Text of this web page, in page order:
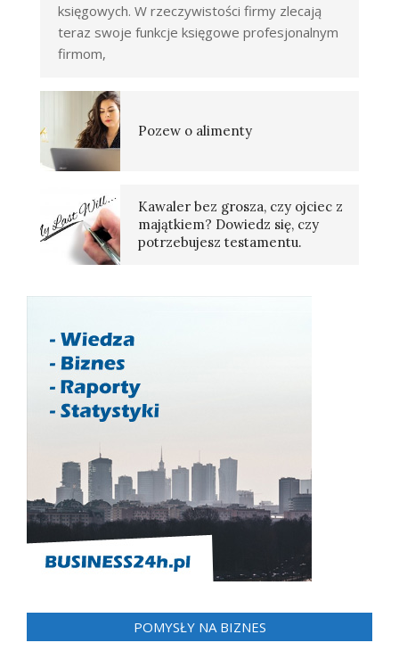
księgowych. W rzeczywistości firmy zlecają
teraz swoje funkcje księgowe profesjonalnym
firmom,
Pozew o alimenty
Kawaler bez grosza, czy ojciec z
majątkiem? Dowiedz się, czy
potrzebujesz testamentu.
POMYSŁY NA BIZNES